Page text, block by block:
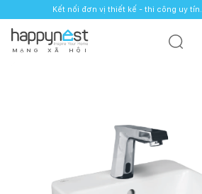
Kết nối đơn vị thiết kế - thi công uy tín.
M Ạ N G X Ã H Ộ I